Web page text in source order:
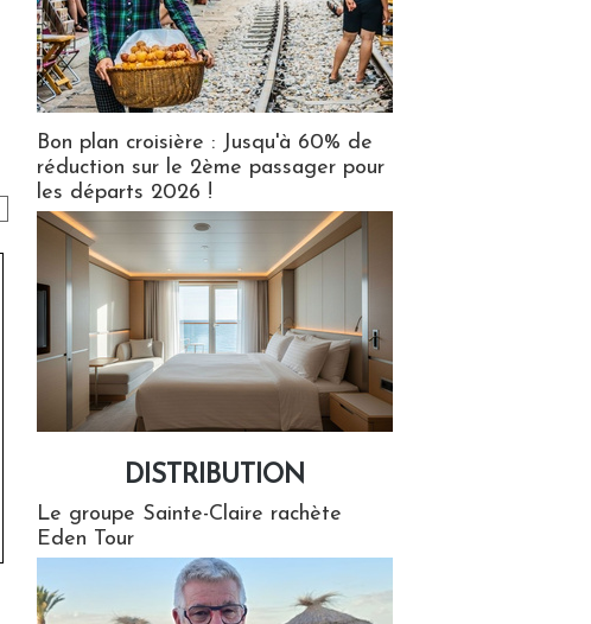
Bon plan croisière : Jusqu'à 60% de
réduction sur le 2ème passager pour
les départs 2026 !
DISTRIBUTION
Le groupe Sainte-Claire rachète
Eden Tour